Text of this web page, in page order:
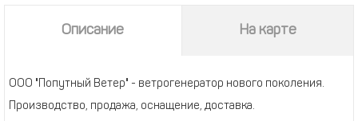
Описание На карте
ООО "Попутный Ветер" - ветрогенератор нового поколения.
Производство, продажа, оснащение, доставка.